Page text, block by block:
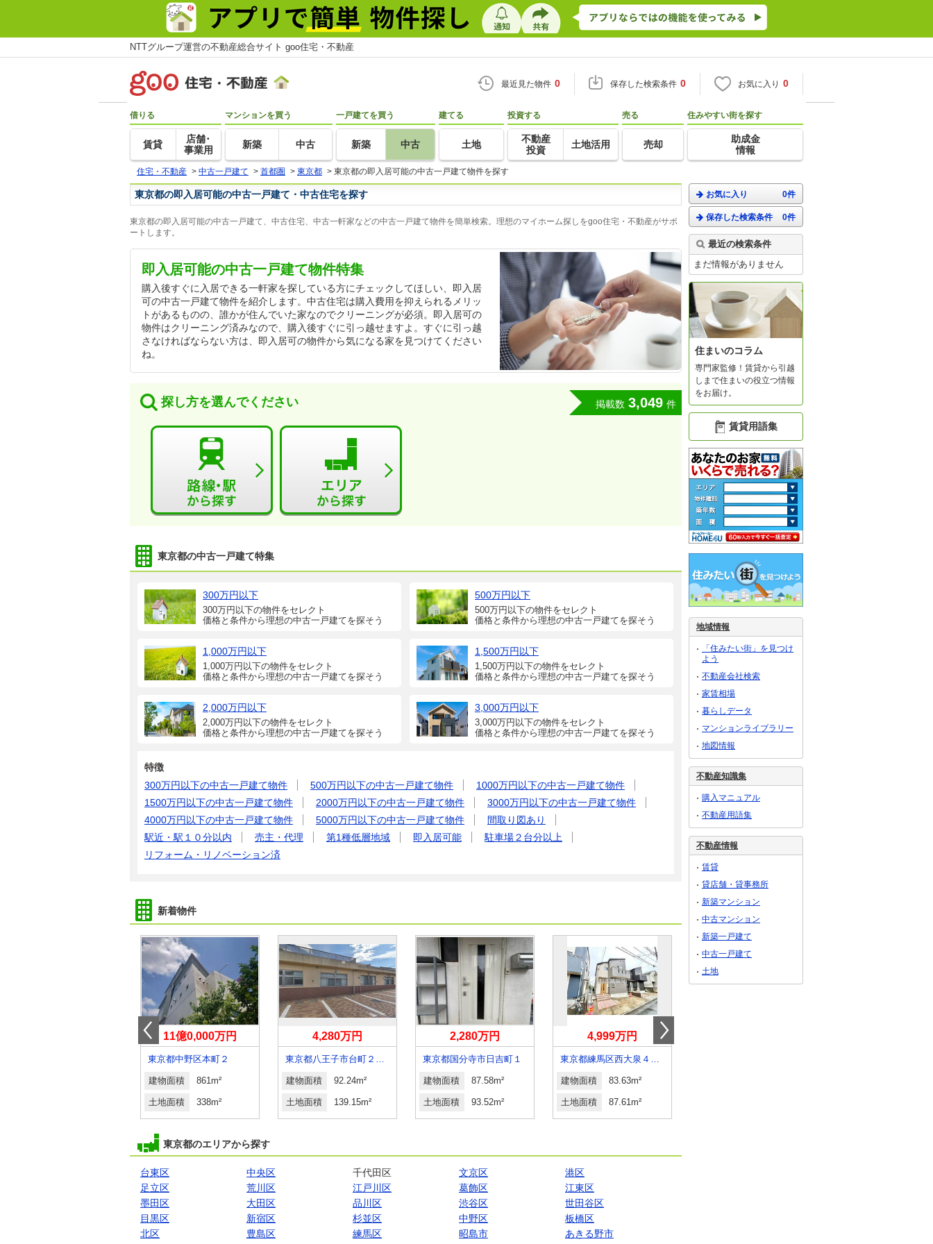
NTTグループ運営の不動産総合サイト goo住宅・不動産
最近見た物件 0 保存した検索条件 0 お気に入り 0
借りる
賃貸
店舗･
事業用
マンションを買う
新築 中古
一戸建てを買う
新築 中古
建てる
土地
投資する
不動産
投資
土地活用
売る
売却
住みやすい街を探す
助成金
情報
住宅・不動産 > 中古一戸建て > 首都圏 > 東京都 > 東京都の即入居可能の中古一戸建て物件を探す
東京都の即入居可能の中古一戸建て・中古住宅を探す
東京都の即入居可能の中古一戸建て、中古住宅、中古一軒家などの中古一戸建て物件を簡単検索。理想のマイホーム探しをgoo住宅・不動産がサポ
ートします。
即入居可能の中古一戸建て物件特集
購入後すぐに入居できる一軒家を探している方にチェックしてほしい、即入居
可の中古一戸建て物件を紹介します。中古住宅は購入費用を抑えられるメリッ
トがあるものの、誰かが住んでいた家なのでクリーニングが必須。即入居可の
物件はクリーニング済みなので、購入後すぐに引っ越せますよ。すぐに引っ越
さなければならない方は、即入居可の物件から気になる家を見つけてください
ね。
探し方を選んでください 掲載数 3,049 件
東京都の中古一戸建て特集
300万円以下
300万円以下の物件をセレクト
価格と条件から理想の中古一戸建てを探そう
500万円以下
500万円以下の物件をセレクト
価格と条件から理想の中古一戸建てを探そう
1,000万円以下
1,000万円以下の物件をセレクト
価格と条件から理想の中古一戸建てを探そう
1,500万円以下
1,500万円以下の物件をセレクト
価格と条件から理想の中古一戸建てを探そう
2,000万円以下
2,000万円以下の物件をセレクト
価格と条件から理想の中古一戸建てを探そう
3,000万円以下
3,000万円以下の物件をセレクト
価格と条件から理想の中古一戸建てを探そう
特徴
300万円以下の中古一戸建て物件
500万円以下の中古一戸建て物件
1000万円以下の中古一戸建て物件
1500万円以下の中古一戸建て物件
2000万円以下の中古一戸建て物件
3000万円以下の中古一戸建て物件
4000万円以下の中古一戸建て物件
5000万円以下の中古一戸建て物件
間取り図あり
駅近・駅１０分以内
売主・代理 第1種低層地域 即入居可能
駐車場２台分以上
リフォーム・リノベーション済
新着物件
11億0,000万円
東京都中野区本町２
建物面積 861m²
土地面積 338m²
4,280万円
東京都八王子市台町２丁目
建物面積 92.24m²
土地面積 139.15m²
2,280万円
東京都国分寺市日吉町１
建物面積 87.58m²
土地面積 93.52m²
4,999万円
東京都練馬区西大泉４丁目
建物面積 83.63m²
土地面積 87.61m²
東京都のエリアから探す
台東区 中央区 千代田区 文京区
港区
足立区
荒川区 江戸川区 葛飾区
江東区
墨田区
大田区 品川区 渋谷区
世田谷区
目黒区
新宿区 杉並区 中野区
板橋区
北区
豊島区 練馬区 昭島市
あきる野市
お気に入り 0件
保存した検索条件 0件
最近の検索条件
まだ情報がありません
住まいのコラム
専門家監修！賃貸から引越
しまで住まいの役立つ情報
をお届け。
賃貸用語集
地域情報
「住みたい街」を見つけ
よう
不動産会社検索
家賃相場
暮らしデータ
マンションライブラリー
地図情報
不動産知識集
購入マニュアル
不動産用語集
不動産情報
賃貸
貸店舗・貸事務所
新築マンション
中古マンション
新築一戸建て
中古一戸建て
土地